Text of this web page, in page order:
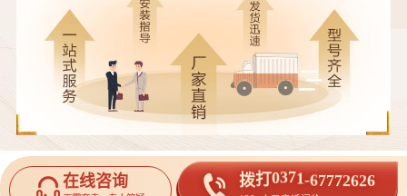
在线咨询 拨打0371-67772626